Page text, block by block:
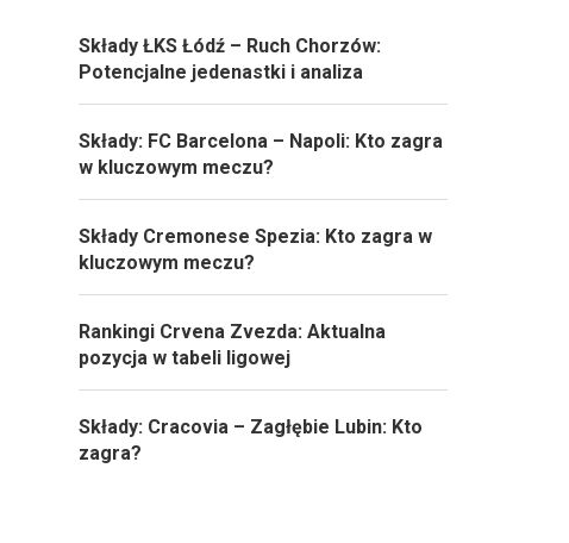
Składy ŁKS Łódź – Ruch Chorzów:
Potencjalne jedenastki i analiza
Składy: FC Barcelona – Napoli: Kto zagra
w kluczowym meczu?
Składy Cremonese Spezia: Kto zagra w
kluczowym meczu?
Rankingi Crvena Zvezda: Aktualna
pozycja w tabeli ligowej
Składy: Cracovia – Zagłębie Lubin: Kto
zagra?